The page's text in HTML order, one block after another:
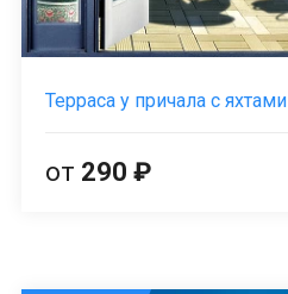
Терраса у причала с яхтами
от 290 ₽